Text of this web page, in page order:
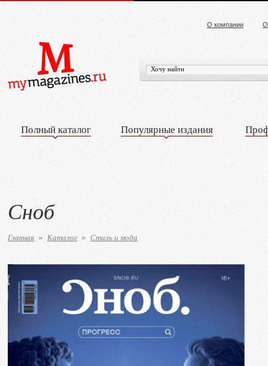
О компании
Полный каталог Популярные издания
Сноб
Главная » Каталог » Стиль и мода